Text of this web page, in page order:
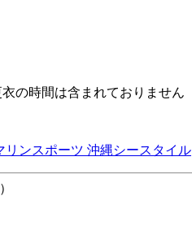
の時間は含まれておりません
リンスポーツ 沖縄シースタイル